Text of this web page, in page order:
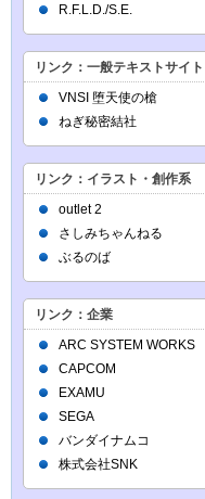
R.F.L.D./S.E.
リンク：一般テキストサイト
VNSI 堕天使の槍
ねぎ秘密結社
リンク：イラスト・創作系
outlet 2
さしみちゃんねる
ぶるのば
リンク：企業
ARC SYSTEM WORKS
CAPCOM
EXAMU
SEGA
バンダイナムコ
株式会社SNK